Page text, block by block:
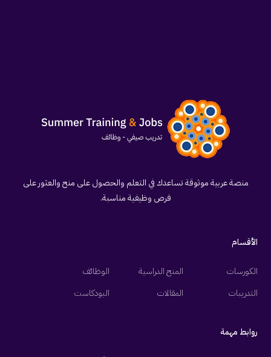
منصة عربية موثوقة تساعدك في التعلم والحصول على منح والعثور على
فرص وظيفية مناسبة.
الأقسام
الكورسات المنح الدراسية
الوظائف
التدريبات
المقالات البودكاست
روابط مهمة